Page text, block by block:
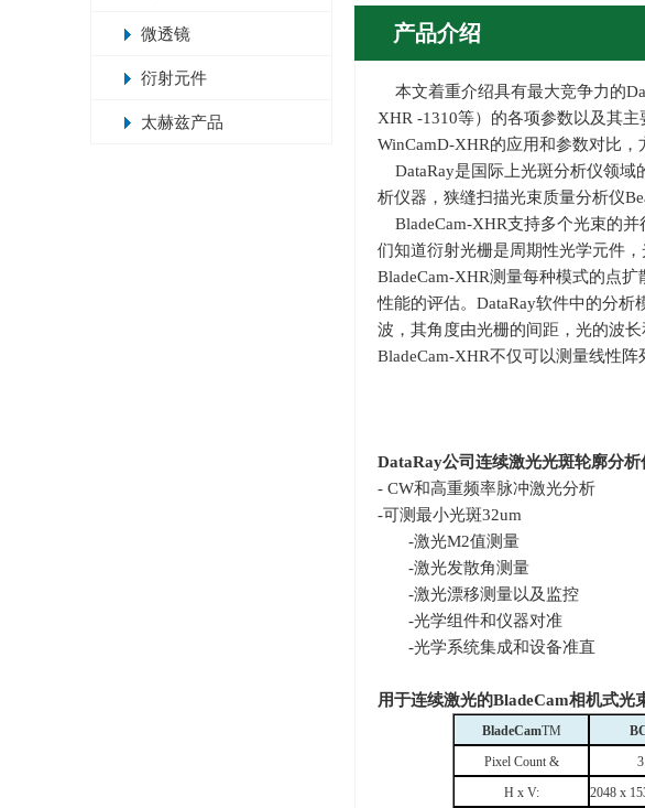
微透镜
衍射元件
太赫兹产品
产品介绍
本文着重介绍具有最大竞争力的
XHR -1310等）的各项参数以及其
WinCamD-XHR的应用和参数对比，
DataRay是国际上光斑分析仪领
析仪器，狭缝扫描光束质量分析仪
BladeCam-XHR支持多个光束的
们知道衍射光栅是周期性光学元件
BladeCam-XHR测量每种模式的点扩
性能的评估。 DataRay软件中的分析
波，其角度由光栅的间距，光的波
BladeCam-XHR不仅可以测量线性阵
DataRay公司连续激光光斑轮廓分析
- CW和高重频率脉冲激光分析
-可测最小光斑32um
-激光M2值测量
-激光发散角测量
-激光漂移测量以及监控
-光学组件和仪器对准
-光学系统集成和设备准直
用于连续激光的BladeCam相机式光
BladeCamTM
Pixel Count &
H x V:
2048 x